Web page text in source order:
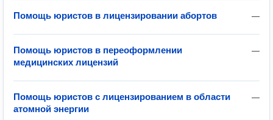
—
Помощь юристов в лицензировании абортов
—
Помощь юристов в переоформлении
медицинских лицензий
—
Помощь юристов с лицензированием в области
атомной энергии